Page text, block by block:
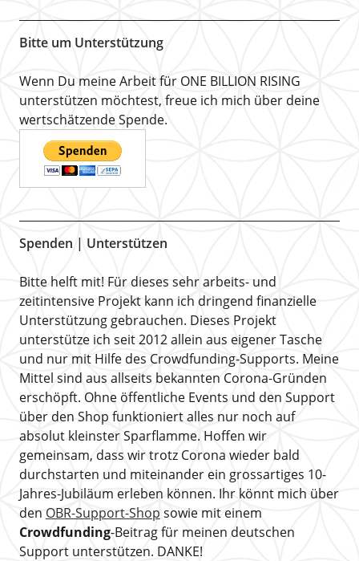
Bitte um Unterstützung
Wenn Du meine Arbeit für ONE BILLION RISING
unterstützen möchtest, freue ich mich über deine
wertschätzende Spende.
Spenden | Unterstützen
Bitte helft mit! Für dieses sehr arbeits- und
zeitintensive Projekt kann ich dringend finanzielle
Unterstützung gebrauchen. Dieses Projekt
unterstütze ich seit 2012 allein aus eigener Tasche
und nur mit Hilfe des Crowdfunding-Supports. Meine
Mittel sind aus allseits bekannten Corona-Gründen
erschöpft. Ohne öffentliche Events und den Support
über den Shop funktioniert alles nur noch auf
absolut kleinster Sparflamme. Hoffen wir
gemeinsam, dass wir trotz Corona wieder bald
durchstarten und miteinander ein grossartiges 10-
Jahres-Jubiläum erleben können. Ihr könnt mich über
den OBR-Support-Shop sowie mit einem
Crowdfunding-Beitrag für meinen deutschen
Support unterstützen. DANKE!